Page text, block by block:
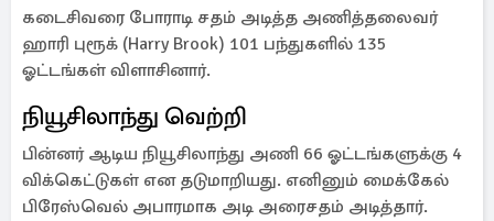
கடைசிவரை போராடி சதம் அடித்த அணித்தலைவர்
ஹாரி புரூக் (Harry Brook) 101 பந்துகளில் 135
ஓட்டங்கள் விளாசினார்.
நியூசிலாந்து வெற்றி
பின்னர் ஆடிய நியூசிலாந்து அணி 66 ஓட்டங்களுக்கு 4
விக்கெட்டுகள் என தடுமாறியது. எனினும் மைக்கேல்
பிரேஸ்வெல் அபாரமாக அடி அரைசதம் அடித்தார்.